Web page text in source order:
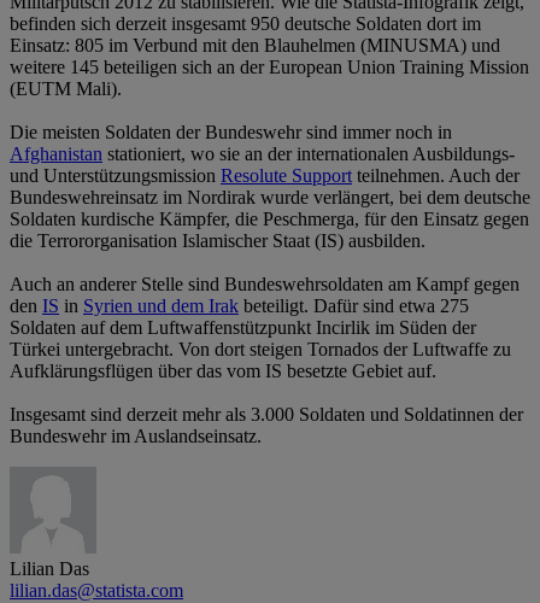
befinden sich derzeit insgesamt 950 deutsche Soldaten dort im
Einsatz: 805 im Verbund mit den Blauhelmen (MINUSMA) und
weitere 145 beteiligen sich an der European Union Training Mission
(EUTM Mali).
Die meisten Soldaten der Bundeswehr sind immer noch in
Afghanistan stationiert, wo sie an der internationalen Ausbildungs-
und Unterstützungsmission Resolute Supportteilnehmen. Auch der
Bundeswehreinsatz im Nordirak wurde verlängert, bei dem deutsche
Soldaten kurdische Kämpfer, die Peschmerga, für den Einsatz gegen
die Terrororganisation Islamischer Staat (IS) ausbilden.
Auch an anderer Stelle sind Bundeswehrsoldaten am Kampf gegen
den IS in Syrien und dem Irak beteiligt. Dafür sind etwa 275
Soldaten auf dem Luftwaffenstützpunkt Incirlik im Süden der
Türkei untergebracht. Von dort steigen Tornados der Luftwaffe zu
Aufklärungsflügen über das vom IS besetzte Gebiet auf.
Insgesamt sind derzeit mehr als 3.000 Soldaten und Soldatinnen der
Bundeswehr im Auslandseinsatz.
Lilian Das
lilian.das@statista.com